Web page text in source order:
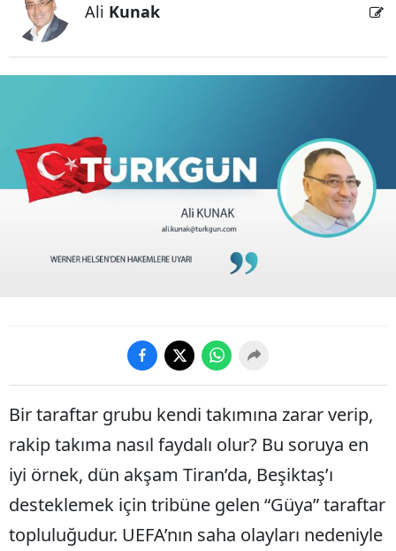
Ali Kunak
Bir taraftar grubu kendi takımına zarar verip,
rakip takıma nasıl faydalı olur? Bu soruya en
iyi örnek, dün akşam Tiran’da, Beşiktaş’ı
desteklemek için tribüne gelen “Güya” taraftar
topluluğudur. UEFA’nın saha olayları nedeniyle